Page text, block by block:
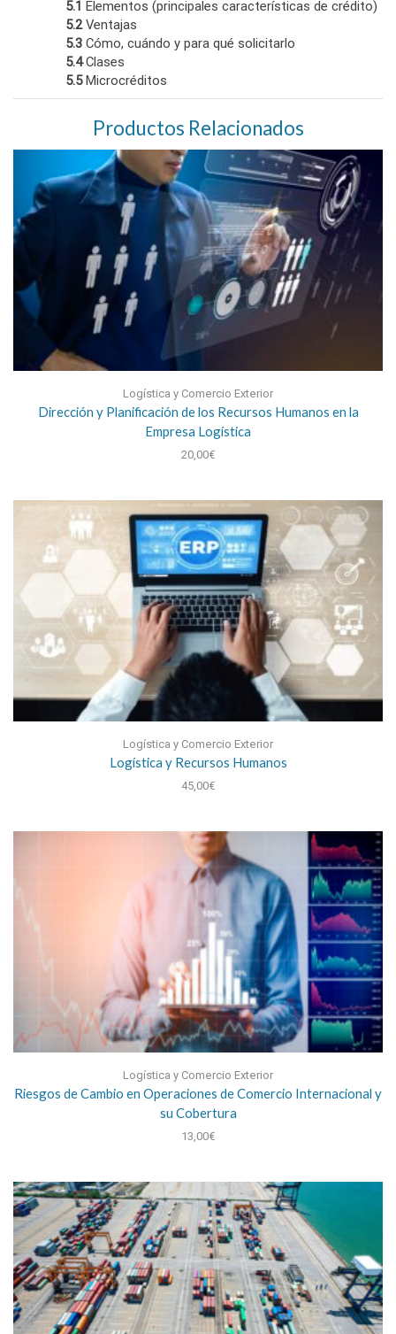
5.1 Elementos (principales características de crédito)
5.2Ventajas
5.3 Cómo, cuándo y para qué solicitarlo
5.4Clases
5.5Microcréditos
Productos Relacionados
Logística y Comercio Exterior
Dirección y Planificación de los Recursos Humanos en la
Empresa Logística
20,00€
Logística y Comercio Exterior
Logística y Recursos Humanos
45,00€
Logística y Comercio Exterior
Riesgos de Cambio en Operaciones de Comercio Internacional y
su Cobertura
13,00€